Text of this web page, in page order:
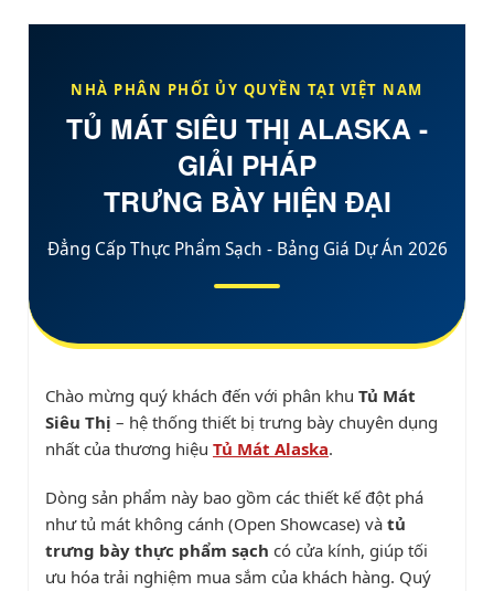
NHÀ PHÂN PHỐI ỦY QUYỀN TẠI VIỆT NAM
TỦ MÁT SIÊU THỊ ALASKA -
GIẢI PHÁP
TRƯNG BÀY HIỆN ĐẠI
Đẳng Cấp Thực Phẩm Sạch - Bảng Giá Dự Án 2026
Chào mừng quý khách đến với phân khu Tủ Mát
Siêu Thị – hệ thống thiết bị trưng bày chuyên dụng
nhất của thương hiệu Tủ Mát Alaska.
Dòng sản phẩm này bao gồm các thiết kế đột phá
như tủ mát không cánh (Open Showcase) và tủ
trưng bày thực phẩm sạch có cửa kính, giúp tối
ưu hóa trải nghiệm mua sắm của khách hàng. Quý